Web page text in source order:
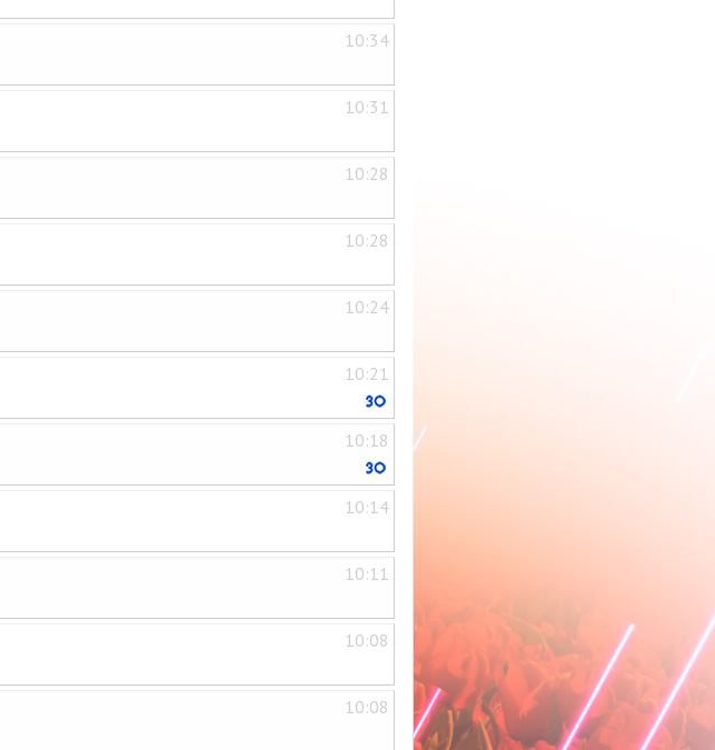
10:34
10:31
10:28
10:28
10:24
10:21
10:18
10:14
10:11
10:08
10:08